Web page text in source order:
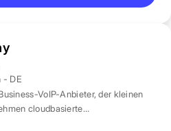
- DE
VoIP-Anbieter, der kleinen
cloudbasierte